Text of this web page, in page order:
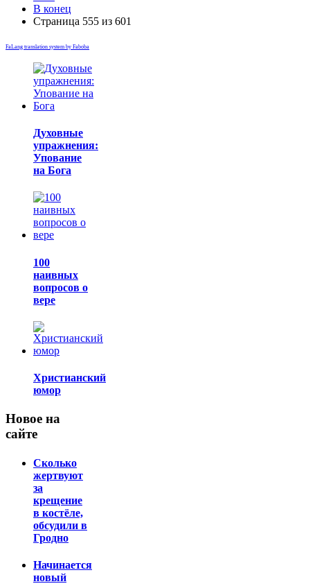
В конец
Страница 555 из 601
FaLang translation system by Faboba
Духовные
упражнения:
Упование
на Бога
100
наивных
вопросов о
вере
Христианский
юмор
Новое на
сайте
Сколько
жертвуют
за
крещение
в костёле,
обсудили в
Гродно
Начинается
новый